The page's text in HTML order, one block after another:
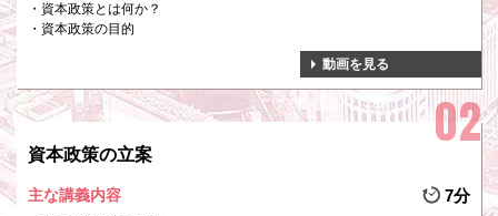
資本政策とは何か？
資本政策の目的
動画を見る
資本政策の立案
主な講義内容 7分